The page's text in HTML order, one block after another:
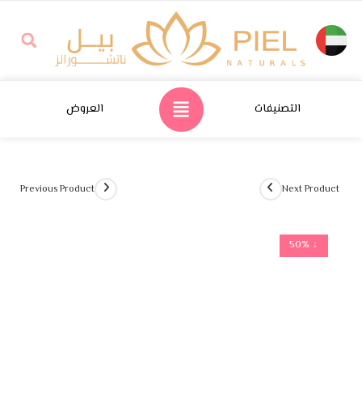
التصنيفات العروض
↓ 50%
Previous Product Next Product